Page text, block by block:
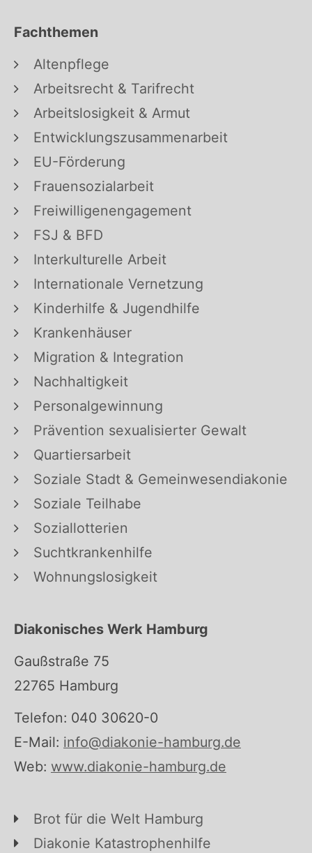
Fachthemen
Altenpflege
Arbeitsrecht & Tarifrecht
Arbeitslosigkeit & Armut
Entwicklungszusammenarbeit
EU-Förderung
Frauensozialarbeit
Freiwilligenengagement
FSJ & BFD
Interkulturelle Arbeit
Internationale Vernetzung
Kinderhilfe & Jugendhilfe
Krankenhäuser
Migration & Integration
Nachhaltigkeit
Personalgewinnung
Prävention sexualisierter Gewalt
Quartiersarbeit
Soziale Stadt & Gemeinwesendiakonie
Soziale Teilhabe
Soziallotterien
Suchtkrankenhilfe
Wohnungslosigkeit
Diakonisches Werk Hamburg
Gaußstraße 75
22765 Hamburg
Telefon: 040 30620-0
E-Mail: info@diakonie-hamburg.de
Web: www.diakonie-hamburg.de
Brot für die Welt Hamburg
Diakonie Katastrophenhilfe